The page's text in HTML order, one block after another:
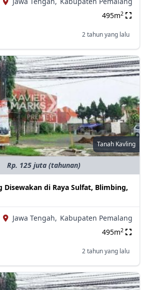
495m2
2 tahun yang lalu
Tanah Kavling
Rp. 125 juta (tahunan)
Disewakan di Raya Sulfat, Blimbing,
Jawa Tengah, Kabupaten Pemalang
495m2
2 tahun yang lalu